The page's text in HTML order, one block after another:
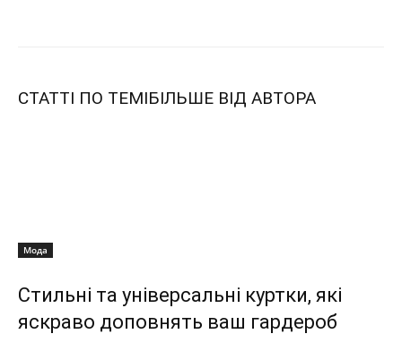
СТАТТІ ПО ТЕМІБІЛЬШЕ ВІД АВТОРА
Мода
Стильні та універсальні куртки, які
яскраво доповнять ваш гардероб